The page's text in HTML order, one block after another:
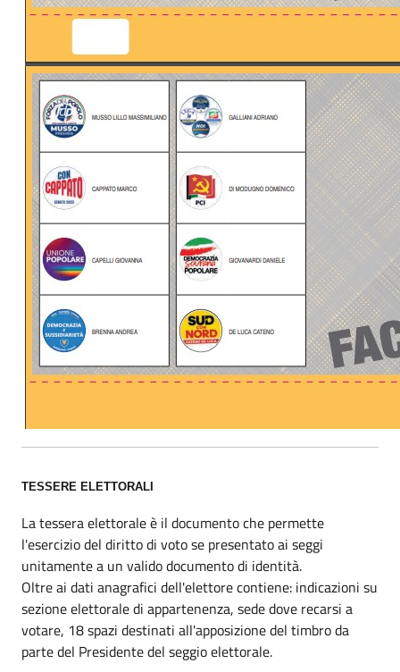
TESSERE ELETTORALI
La tessera elettorale è il documento che permette
l'esercizio del diritto di voto se presentato ai seggi
unitamente a un valido documento di identità.
Oltre ai dati anagrafici dell'elettore contiene: indicazioni su
sezione elettorale di appartenenza, sede dove recarsi a
votare, 18 spazi destinati all'apposizione del timbro da
parte del Presidente del seggio elettorale.